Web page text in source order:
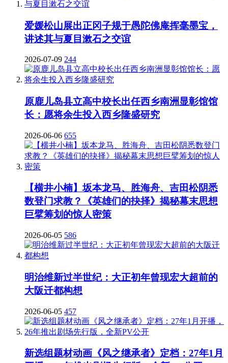
爱媛松山展出正冈子规于愚陀佛庵挥毫墨宝，
讲述其与夏目漱石之交谊
2026-07-09 244
原鹿儿岛县立高中校长出任西乡南洲显彰馆馆
长：愿将余生投入西乡隆盛研究
2026-06-06 655
【横井小楠】坂本龙马、胜海舟、吉田松阴悉
数登门求教？《英雄们的抉择》揭秘幕末思想
巨擘筹划的惊人密策
2026-06-05 586
明治维新过半世纪：大正初年曾现宏大超前的
大阪迁都构想
2026-06-05 457
新选组题材动画《风之继承者》定档：27年1月